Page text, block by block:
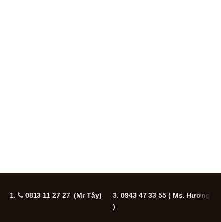
1. 0813 11 27 27 (Mr Tây) 3. 0943 47 33 55 ( Ms. Hương
)